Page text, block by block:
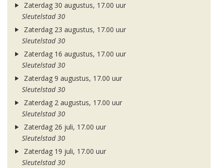
Zaterdag 30 augustus, 17.00 uur
Sleutelstad 30
Zaterdag 23 augustus, 17.00 uur
Sleutelstad 30
Zaterdag 16 augustus, 17.00 uur
Sleutelstad 30
Zaterdag 9 augustus, 17.00 uur
Sleutelstad 30
Zaterdag 2 augustus, 17.00 uur
Sleutelstad 30
Zaterdag 26 juli, 17.00 uur
Sleutelstad 30
Zaterdag 19 juli, 17.00 uur
Sleutelstad 30